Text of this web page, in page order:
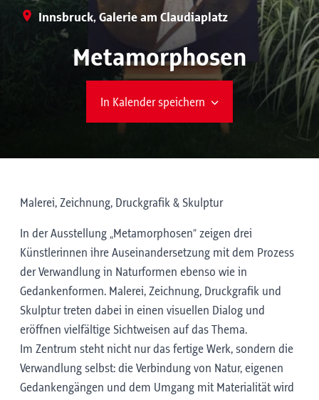
Innsbruck, Galerie am Claudiaplatz
Metamorphosen
In Kalender speichern
Malerei, Zeichnung, Druckgrafik & Skulptur
In der Ausstellung „Metamorphosen“ zeigen drei
Künstlerinnen ihre Auseinandersetzung mit dem Prozess
der Verwandlung in Naturformen ebenso wie in
Gedankenformen. Malerei, Zeichnung, Druckgrafik und
Skulptur treten dabei in einen visuellen Dialog und
eröffnen vielfältige Sichtweisen auf das Thema.
Im Zentrum steht nicht nur das fertige Werk, sondern die
Verwandlung selbst: die Verbindung von Natur, eigenen
Gedankengängen und dem Umgang mit Materialität wird